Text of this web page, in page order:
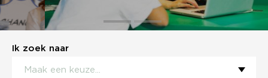
Ik zoek naar